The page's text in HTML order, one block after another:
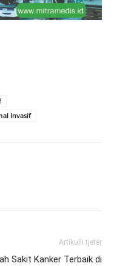
Invasif
Artikulli tjetër
Sakit Kanker Terbaik di